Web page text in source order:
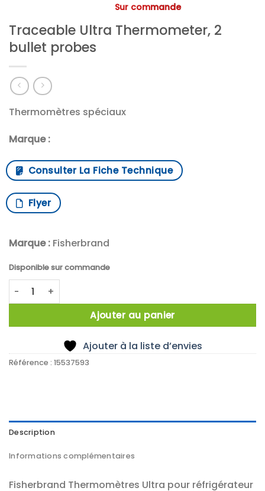
Sur commande
Traceable Ultra Thermometer, 2
bullet probes
Thermomètres spéciaux
Marque :
Consulter La Fiche Technique
Flyer
Marque : Fisherbrand
Disponible sur commande
quantité de Traceable Ultra Thermometer, 2 bullet probes
Ajouter au panier
Ajouter à la liste d’envies
Référence : 15537593
Description
Informations complémentaires
Fisherbrand Thermomètres Ultra pour réfrigérateur